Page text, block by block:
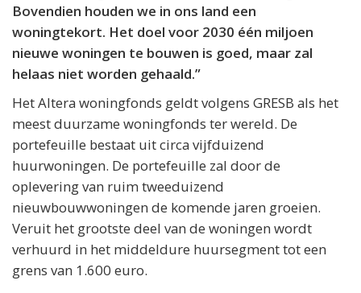
Bovendien houden we in ons land een
woningtekort. Het doel voor 2030 één miljoen
nieuwe woningen te bouwen is goed, maar zal
helaas niet worden gehaald.”
Het Altera woningfonds geldt volgens GRESB als het
meest duurzame woningfonds ter wereld. De
portefeuille bestaat uit circa vijfduizend
huurwoningen. De portefeuille zal door de
oplevering van ruim tweeduizend
nieuwbouwwoningen de komende jaren groeien.
Veruit het grootste deel van de woningen wordt
verhuurd in het middeldure huursegment tot een
grens van 1.600 euro.